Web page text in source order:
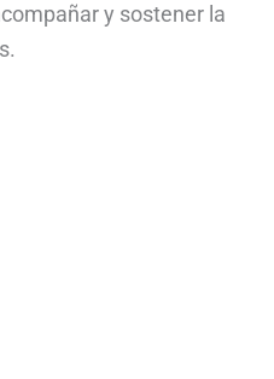
y sostener la